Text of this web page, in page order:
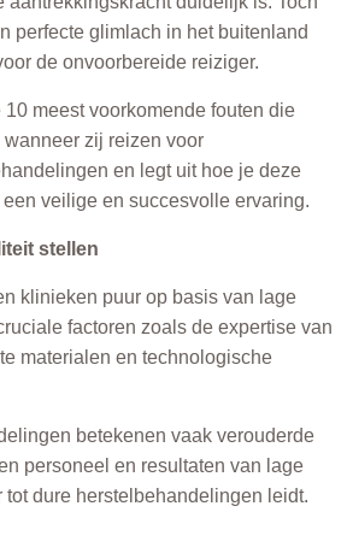
perfecte glimlach in het buitenland
de onvoorbereide reiziger.
10 meest voorkomende fouten die
zij reizen voor
en legt uit hoe je deze
veilige en succesvolle ervaring.
stellen
klinieken puur op basis van lage
factoren zoals de expertise van
materialen en technologische
betekenen vaak verouderde
personeel en resultaten van lage
dure herstelbehandelingen leidt.